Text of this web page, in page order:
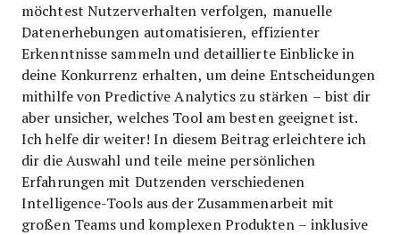
möchtest Nutzerverhalten verfolgen, manuelle
Datenerhebungen automatisieren, effizienter
Erkenntnisse sammeln und detaillierte Einblicke in
deine Konkurrenz erhalten, um deine Entscheidungen
mithilfe von Predictive Analytics zu stärken – bist dir
aber unsicher, welches Tool am besten geeignet ist.
Ich helfe dir weiter! In diesem Beitrag erleichtere ich
dir die Auswahl und teile meine persönlichen
Erfahrungen mit Dutzenden verschiedenen
Intelligence-Tools aus der Zusammenarbeit mit
großen Teams und komplexen Produkten – inklusive